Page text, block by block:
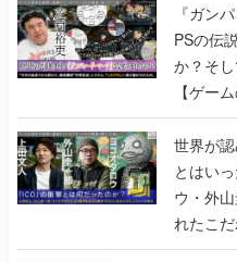
『ガン
PSの伝
か？そ
【ゲー
世界が
とはい
ウ・外
れたこ
画書】